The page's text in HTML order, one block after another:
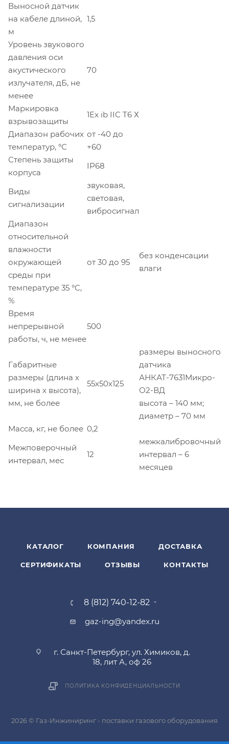
Выносной датчик
на кабеле длиной,
м
1,5
Уровень звукового
давления оси
акустического
излучателя, дБ, не
менее
70
Маркировка
взрывозащиты
1Еx ib IIC T6 Х
Диапазон рабочих
температур, °С
от -40 до
+60
Степень защиты
корпуса
IP68
Виды
сигнализации
звуковая,
световая,
вибросигнал
Диапазон
относительной
влажности
окружающей
среды при
температуре 35 °С,
%
от 30 до 95
без конденсации
влаги
Время
непрерывной
работы, ч, не менее
500
Габаритные
размеры (длина х
ширина х высота),
мм, не более
55х50х125
размеры выносного
датчика
АНКАТ-7631Микро-
О2-ВД
высота – 140 мм;
диаметр – 70 мм
Масса, кг, не более 0,2
Межповерочный
интервал, мес
12
межкалибровочный
интервал – 6
месяцев
КАТАЛОГ КОМПАНИЯ ДОСТАВКА
СЕРТИФИКАТЫ ОТЗЫВЫ КОНТАКТЫ
8 (812) 740-12-82
gaz-ing@yandex.ru
г. Санкт-Петербург, ул. Химиков, д.
18, лит А, оф 26
ПОЛИТИКА КОНФИДЕНЦИАЛЬНОСТИ
2026 © Газ-Инжиниринг - поставки газового оборудования